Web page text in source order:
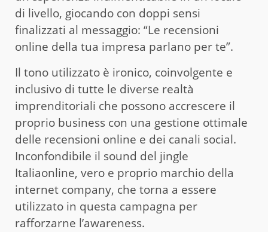
di livello, giocando con doppi sensi
finalizzati al messaggio: “Le recensioni
online della tua impresa parlano per te”.
Il tono utilizzato è ironico, coinvolgente e
inclusivo di tutte le diverse realtà
imprenditoriali che possono accrescere il
proprio business con una gestione ottimale
delle recensioni online e dei canali social.
Inconfondibile il sound del jingle
Italiaonline, vero e proprio marchio della
internet company, che torna a essere
utilizzato in questa campagna per
rafforzarne l’awareness.